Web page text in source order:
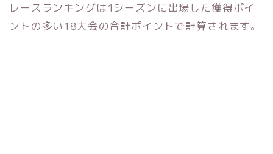
レースランキングは1シーズンに出場した獲得ポイ
ントの多い18大会の合計ポイントで計算されます。